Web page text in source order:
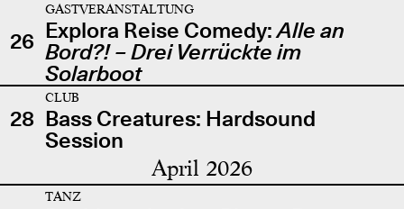
26
GASTVERANSTALTUNG
Explora Reise Comedy:Alle an
Bord?! – Drei Verrückte im
Solarboot
28
CLUB
Bass Creatures: Hardsound
Session
April 2026
TANZ